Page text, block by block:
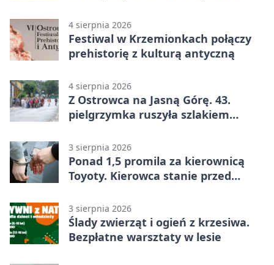
4 sierpnia 2026
Festiwal w Krzemionkach połączy
prehistorię z kulturą antyczną
4 sierpnia 2026
Z Ostrowca na Jasną Górę. 43.
pielgrzymka ruszyła szlakiem
3 sierpnia 2026
Ponad 1,5 promila za kierownicą
Toyoty. Kierowca stanie przed
3 sierpnia 2026
Ślady zwierząt i ogień z krzesiwa.
Bezpłatne warsztaty w lesie